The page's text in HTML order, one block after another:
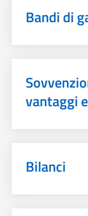
Bandi di
vantaggi
Bilanci